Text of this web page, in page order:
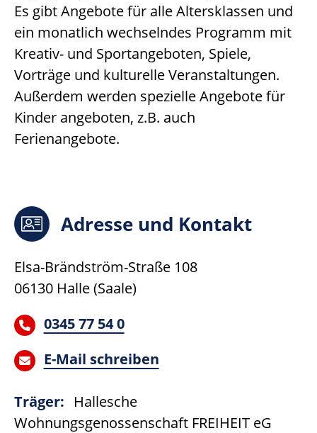
Es gibt Angebote für alle Altersklassen und
ein monatlich wechselndes Programm mit
Kreativ- und Sportangeboten, Spiele,
Vorträge und kulturelle Veranstaltungen.
Außerdem werden spezielle Angebote für
Kinder angeboten, z.B. auch
Ferienangebote.
Adresse und Kontakt
Elsa-Brändström-Straße 108
06130 Halle (Saale)
0345 77 54 0
E-Mail schreiben
Träger: Hallesche
Wohnungsgenossenschaft FREIHEIT eG